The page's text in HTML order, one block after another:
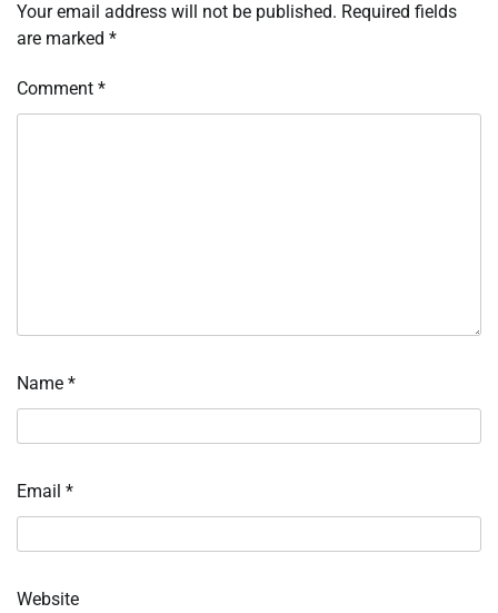
Your email address will not be published. Required fields
are marked *
Comment *
Name *
Email *
Website